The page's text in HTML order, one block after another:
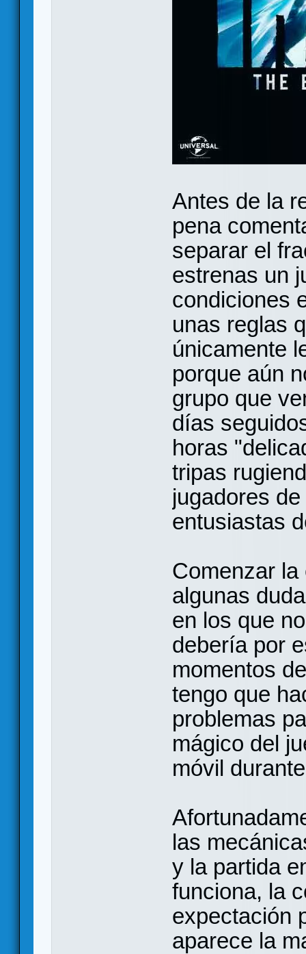
Antes de la
pena
separar el
estrenas un
condiciones
unas reglas
únicamente
porque aún
grupo que
días
horas
tripas
jugadores
entusiastas
Comenzar
algunas
en los que
debería por
momentos
tengo que
problemas
mágico del
móvil
las
y la partida
funciona, la
expectación
aparece la